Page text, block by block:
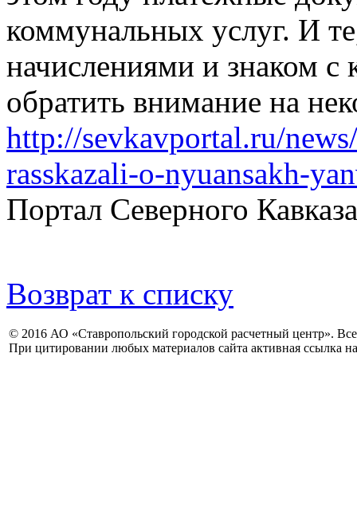
коммунальных услуг. И
начислениями и знаком
обратить внимание на
http://sevkavportal.ru/
rasskazali-o-nyuansakh-
Портал Северного
Возврат к списку
© 2016 АО «Ставропольский городской расчетный центр».
При цитировании любых материалов сайта активная ссылка